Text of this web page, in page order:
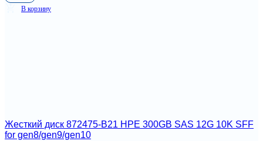
В корзину
Жесткий диск 872475-B21 HPE 300GB SAS 12G 10K SFF
for gen8/gen9/gen10